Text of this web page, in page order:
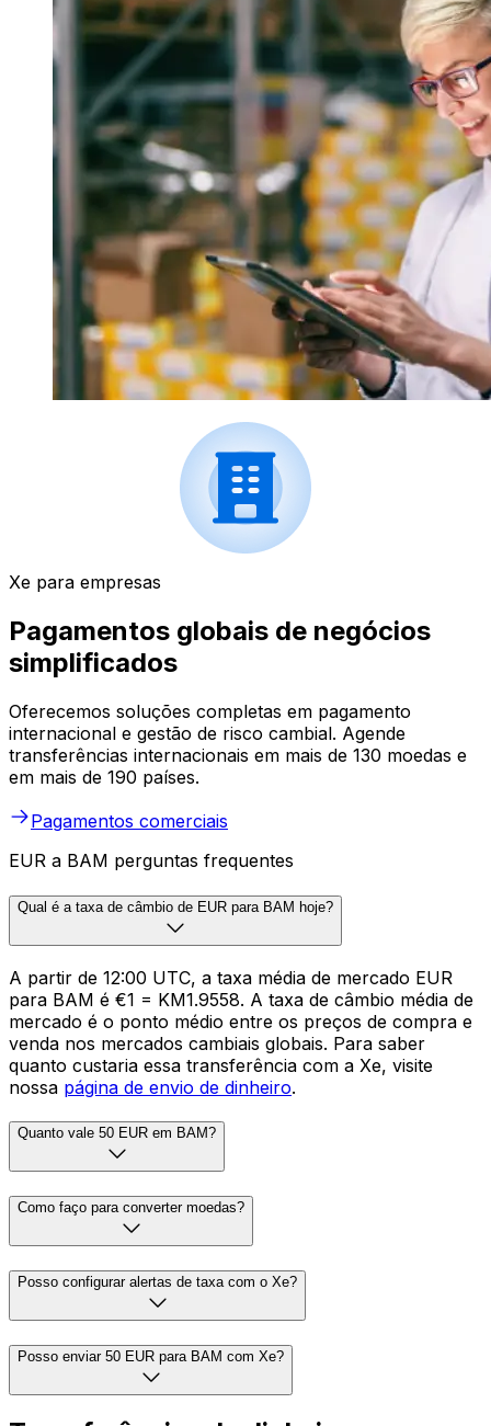
Xe para empresas
Pagamentos globais de negócios
simplificados
Oferecemos soluções completas em pagamento
internacional e gestão de risco cambial. Agende
transferências internacionais em mais de 130 moedas e
em mais de 190 países.
Pagamentos comerciais
EUR a BAM perguntas frequentes
Qual é a taxa de câmbio de EUR para BAM hoje?
A partir de 12:00 UTC, a taxa média de mercado EUR
para BAM é €1 = KM1.9558. A taxa de câmbio média de
mercado é o ponto médio entre os preços de compra e
venda nos mercados cambiais globais. Para saber
quanto custaria essa transferência com a Xe, visite
nossa página de envio de dinheiro.
Quanto vale 50 EUR em BAM?
Como faço para converter moedas?
Posso configurar alertas de taxa com o Xe?
Posso enviar 50 EUR para BAM com Xe?